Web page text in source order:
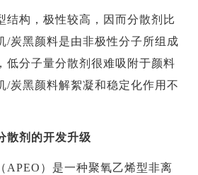
结构，极性较高，因而分散剂比
/炭黑颜料是由非极性分子所组成
低分子量分散剂很难吸附于颜料
/炭黑颜料解絮凝和稳定化作用不
散剂的开发升级
APEO）是一种聚氧乙烯型非离